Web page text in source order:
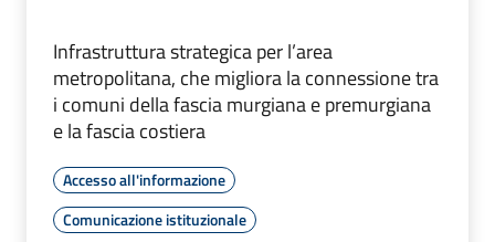
Infrastruttura strategica per l’area
metropolitana, che migliora la connessione tra
i comuni della fascia murgiana e premurgiana
e la fascia costiera
Accesso all'informazione
Comunicazione istituzionale